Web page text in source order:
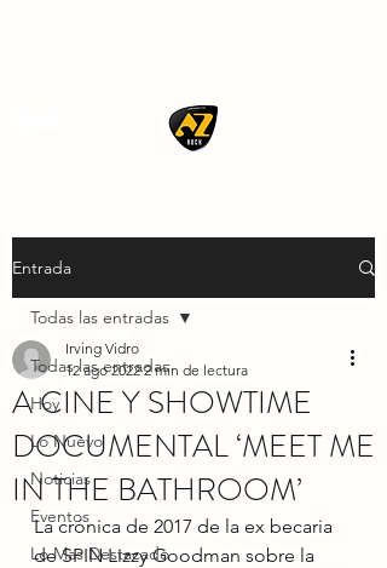
Entrada
Todas las entradas
Hoy
Lo Nuevo
Noticias
Eventos
Lo Mas Destacado
Todas las entradas
A CINE Y SHOWTIME
DOCUMENTAL ‘MEET ME
IN THE BATHROOM’
Irving Vidro
12 ago 2022 2 min de lectura
La crónica de 2017 de la ex becaria
de SPIN Lizzy Goodman sobre la